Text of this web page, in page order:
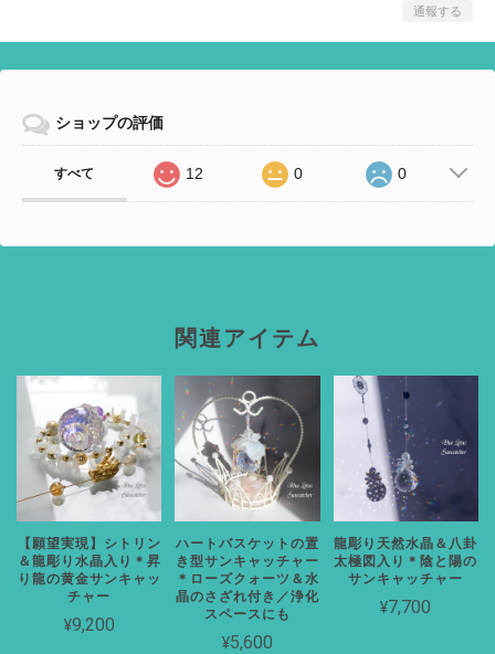
通報する
ショップの評価
すべて 12 0 0
関連アイテム
【願望実現】シトリン
＆龍彫り水晶入り＊昇
り龍の黄金サンキャッ
チャー
¥9,200
ハートバスケットの置
き型サンキャッチャー
＊ローズクォーツ＆水
晶のさざれ付き／浄化
スペースにも
¥5,600
龍彫り天然水晶＆八卦
太極図入り＊陰と陽の
サンキャッチャー
¥7,700